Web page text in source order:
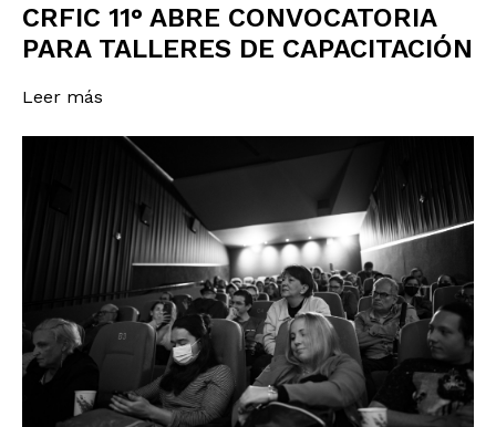
CRFIC 11° ABRE CONVOCATORIA
PARA TALLERES DE CAPACITACIÓN
Leer más